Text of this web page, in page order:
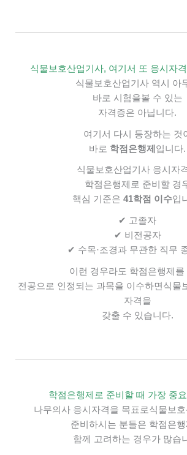
식물보호산업기사, 여기서 또 응시자
식물보호산업기사 역시 아
바로 시험을볼 수 있는
자격증은 아닙니다.
여기서 다시 등장하는 것
바로 학점은행제 입니다.
식물보호산업기사 응시자
학점은행제로 준비할 경
핵심 기준은 41학점 이수입
✔ 고졸자
✔ 비전공자
✔ 수목·조경과 무관한 직무
이런 경우라도 학점은행제를
전공으로 인정되는 과목을 이수하면식물
자격을
갖출 수 있습니다.
학점은행제로 준비할 때 가장 중
나무의사 응시자격을 목표로식물보
준비하시는 분들은 학점은
함께 고려하는 경우가 많습